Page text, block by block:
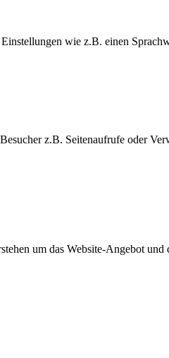
wie z.B. einen
z.B. Seitenaufrufe oder
um das Website-Angebot